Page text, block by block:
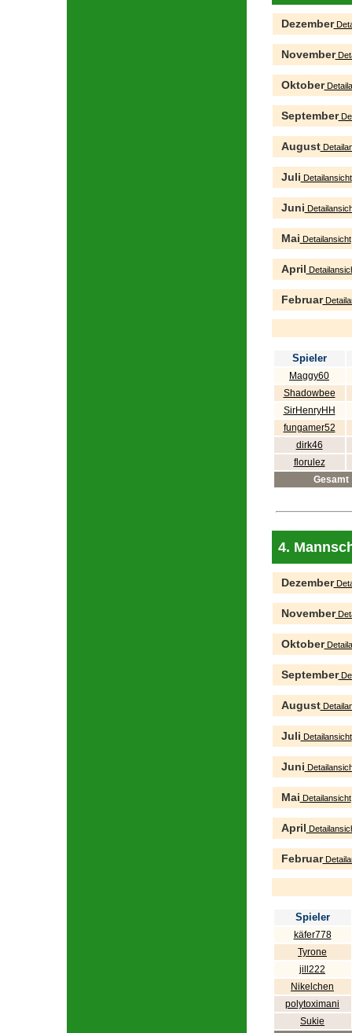
Dezember
November
Oktober
September
August
Juli Detailansicht
Juni
Mai Detailansicht
April
Februar
Spieler
Maggy60
Shadowbee
SirHenryHH
fungamer52
dirk46
florulez
Gesamt
4.
Dezember
November
Oktober
September
August
Juli Detailansicht
Juni
Mai Detailansicht
April
Februar
Spieler
käfer778
Tyrone
jill222
Nikelchen
polytoximani
Sukie